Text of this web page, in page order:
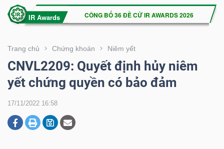
Trang chủ Chứng khoán Niêm yết
CNVL2209: Quyết định hủy niêm
yết chứng quyền có bảo đảm
17/11/2022 16:58
(-)
VIETSTOCK
CHỨNG